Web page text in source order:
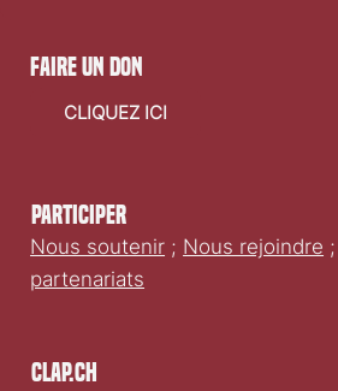
Clap.ch
Participer
Nous soutenir ; Nous rejoindre ;
partenariats
faire un don
CLIQUEZ ICI